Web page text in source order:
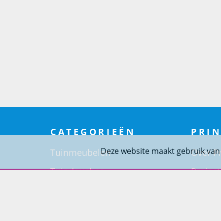
Deze website maakt gebruik
CATEGORIEËN
Tuinmeubelen
Tuindouches
Over